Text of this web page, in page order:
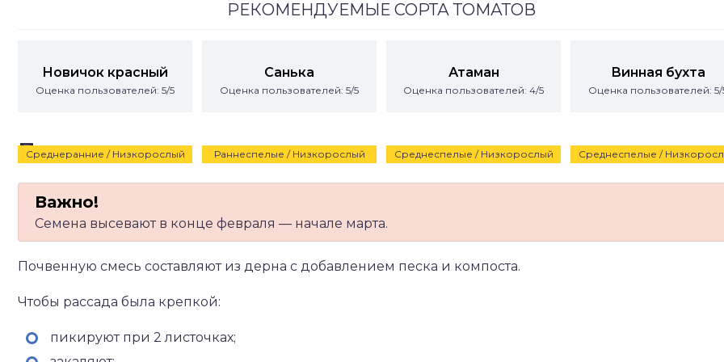
РЕКОМЕНДУЕМЫЕ СОРТА ТОМАТОВ
Среднеранние / Низкорослый
Новичок красный
Оценка пользователей: 5/5
Раннеспелые / Низкорослый
Санька
Оценка пользователей: 5/5
Среднеспелые / Низкорослый
Атаман
Оценка пользователей: 4/5
Среднеспелые /
Винная бухта
Оценка пользователей: 5/
Посадка и уход
Семена высевают в конце февраля — начале марта.
Почвенную смесь составляют из дерна с добавлением песка и компоста.
Чтобы рассада была крепкой:
пикируют при 2 листочках;